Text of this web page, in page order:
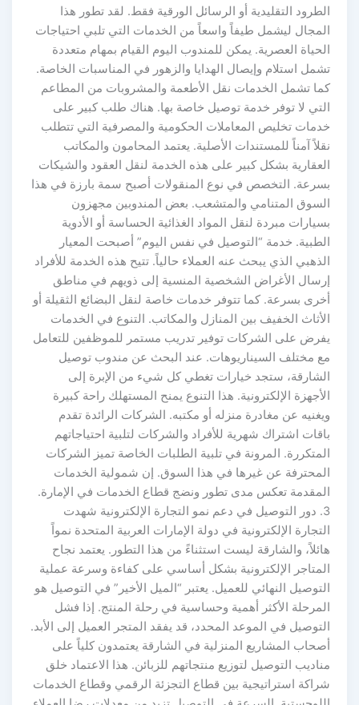
الطرود التقليدية أو الرسائل الورقية فقط. لقد تطور هذا
المجال ليشمل طيفاً واسعاً من الخدمات التي تلبي احتياجات
الحياة العصرية. يمكن للمندوب اليوم القيام بمهام متعددة
تشمل استلام وإيصال الهدايا والزهور في المناسبات الخاصة.
كما تشمل الخدمات نقل الأطعمة والمشروبات من المطاعم
التي لا توفر خدمة توصيل خاصة بها. هناك طلب كبير على
خدمات تخليص المعاملات الحكومية والمصرفية التي تتطلب
نقلاً آمناً للمستندات الأصلية. يعتمد المحامون والمكاتب
العقارية بشكل كبير على هذه الخدمة لنقل العقود والشيكات
بسرعة. التخصص في نوع المنقولات أصبح سمة بارزة في هذا
السوق المتنامي والمتشعب. بعض المندوبين مجهزون
بسيارات مبردة لنقل المواد الغذائية الحساسة أو الأدوية
الطبية. خدمة “التوصيل في نفس اليوم” أصبحت المعيار
الذهبي الذي يبحث عنه العملاء حالياً. تتيح هذه الخدمة للأفراد
إرسال الأغراض الشخصية المنسية إلى ذويهم في مناطق
أخرى بسرعة. كما تتوفر خدمات خاصة لنقل البضائع الثقيلة أو
الأثاث الخفيف بين المنازل والمكاتب. التنوع في الخدمات
يفرض على الشركات توفير تدريب مستمر للموظفين للتعامل
مع مختلف السيناريوهات. عند البحث عن مندوب توصيل
الشارقة، ستجد خيارات تغطي كل شيء من الإبرة إلى
الأجهزة الإلكترونية. هذا التنوع يمنح المستهلك راحة كبيرة
ويغنيه عن مغادرة منزله أو مكتبه. الشركات الرائدة تقدم
باقات اشتراك شهرية للأفراد والشركات لتلبية احتياجاتهم
المتكررة. المرونة في تلبية الطلبات الخاصة تميز الشركات
المحترفة عن غيرها في هذا السوق. إن شمولية الخدمات
المقدمة تعكس مدى تطور ونضج قطاع الخدمات في الإمارة.
3. دور التوصيل في دعم نمو التجارة الإلكترونية شهدت
التجارة الإلكترونية في دولة الإمارات العربية المتحدة نمواً
هائلاً، والشارقة ليست استثناءً من هذا التطور. يعتمد نجاح
المتاجر الإلكترونية بشكل أساسي على كفاءة وسرعة عملية
التوصيل النهائي للعميل. يعتبر “الميل الأخير” في التوصيل هو
المرحلة الأكثر أهمية وحساسية في رحلة المنتج. إذا فشل
التوصيل في الموعد المحدد، قد يفقد المتجر العميل إلى الأبد.
أصحاب المشاريع المنزلية في الشارقة يعتمدون كلياً على
مناديب التوصيل لتوزيع منتجاتهم للزبائن. هذا الاعتماد خلق
شراكة استراتيجية بين قطاع التجزئة الرقمي وقطاع الخدمات